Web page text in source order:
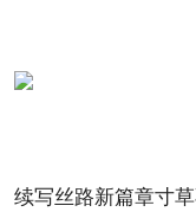
续写丝路新篇章寸